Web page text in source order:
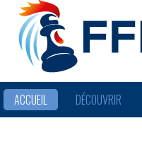
ACCUEIL DÉCOUVRIR